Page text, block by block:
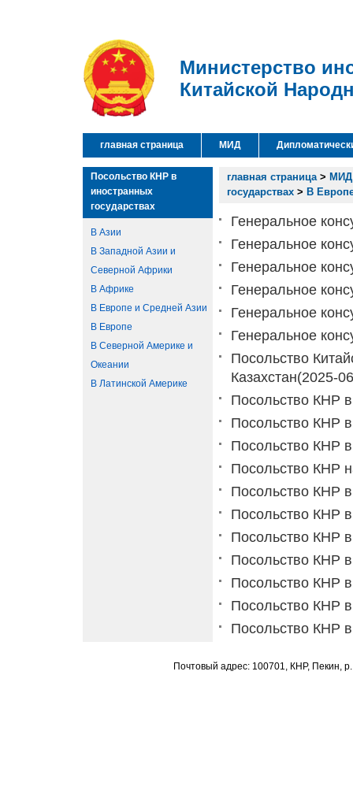
Министерство
Китайской
главная страница МИД
Посольство КНР в
иностранных
государствах
В Азии
В Западной Азии и
Северной Африки
В Африке
В Европе и Средней Азии
В Европе
В Северной Америке и
Океании
В Латинской Америке
главная страница> МИД
государствах > В
Генеральное
Генеральное
Генеральное
Генеральное
Генеральное
Генеральное
Посольство
Казахстан(2025-
Посольство КНР
Посольство КНР в
Посольство КНР в
Посольство КНР
Посольство КНР
Посольство КНР
Посольство КНР
Посольство КНР
Посольство КНР
Посольство КНР
Посольство КНР в
Почтовый адрес: 100701, КНР, Пекин,